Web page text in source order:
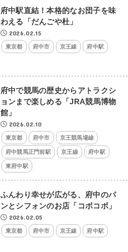
府中駅直結！本格的なお団子を味
わえる「だんごや杜」
2026.02.15
東京都 府中市 京王線 府中駅
府中で競馬の歴史からアトラクシ
ョンまで楽しめる「JRA競馬博物
館」
2026.02.10
東京都 府中市 京王競馬場線
府中競馬正門前駅 京王線 府中駅
東府中駅
ふんわり幸せが広がる、府中のパ
ンとシフォンのお店「コボコボ」
2026.02.05
東京都 府中市 京王線 府中駅